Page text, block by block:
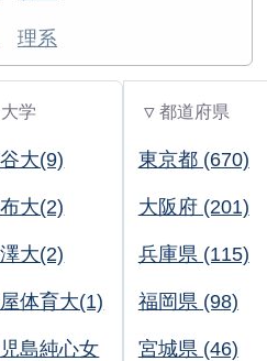
理系
学
大(9)
大(2)
大(2)
体育大(1)
島純心女
▽ 都道府県
東京都 (670)
大阪府 (201)
兵庫県 (115)
福岡県 (98)
宮城県 (46)